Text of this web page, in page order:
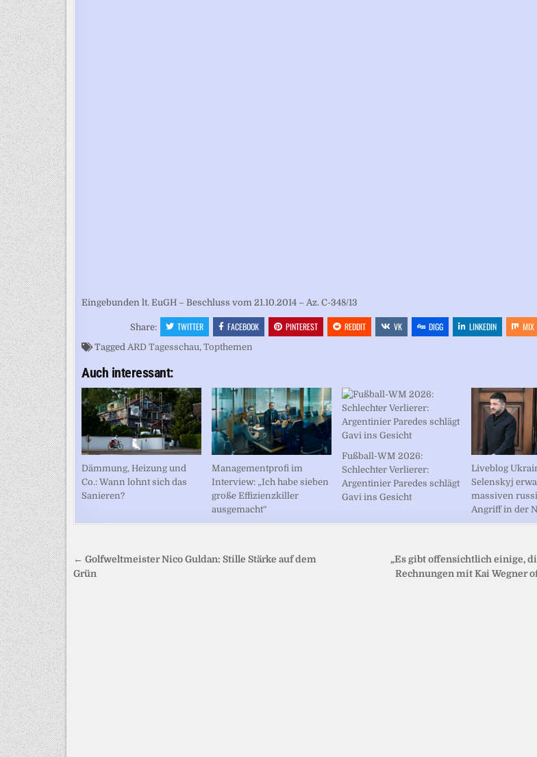
Eingebunden lt. EuGH – Beschluss vom 21.10.2014 – Az. C-348/13
Share: TWITTER FACEBOOK PINTEREST REDDIT VK DIGG LINKEDIN MIX
Tagged ARD Tagesschau, Topthemen
Auch interessant:
Dämmung, Heizung und
Co.: Wann lohnt sich das
Sanieren?
Managementprofi im
Interview: „Ich habe sieben
große Effizienzkiller
ausgemacht“
Fußball-WM 2026:
Schlechter Verlierer:
Argentinier Paredes schlägt
Gavi ins Gesicht
Liveblog
Selenskyj
massiven
Angriff in der
Beitragsnavigation
„Es gibt offensichtlich einige,
Rechnungen mit Kai Wegner
← Golfweltmeister Nico Guldan: Stille Stärke auf dem
Grün